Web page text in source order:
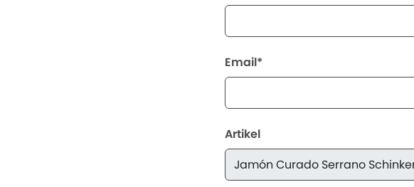
Email*
Artikel